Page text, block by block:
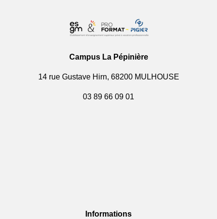
Campus La Pépinière
14 rue Gustave Hirn, 68200 MULHOUSE
03 89 66 09 01
Informations